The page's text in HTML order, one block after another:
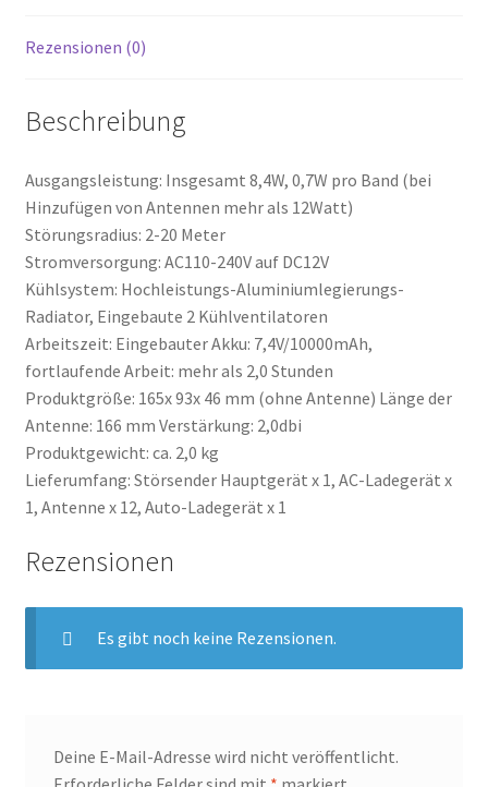
Menge
Rezensionen (0)
Beschreibung
Ausgangsleistung: Insgesamt 8,4W, 0,7W pro Band (bei
Hinzufügen von Antennen mehr als 12Watt)
Störungsradius: 2-20 Meter
Stromversorgung: AC110-240V auf DC12V
Kühlsystem: Hochleistungs-Aluminiumlegierungs-
Radiator, Eingebaute 2 Kühlventilatoren
Arbeitszeit: Eingebauter Akku: 7,4V/10000mAh,
fortlaufende Arbeit: mehr als 2,0 Stunden
Produktgröße: 165x 93x 46 mm (ohne Antenne) Länge der
Antenne: 166 mm Verstärkung: 2,0dbi
Produktgewicht: ca. 2,0 kg
Lieferumfang: Störsender Hauptgerät x 1, AC-Ladegerät x
1, Antenne x 12, Auto-Ladegerät x 1
Rezensionen
Es gibt noch keine Rezensionen.
Deine E-Mail-Adresse wird nicht veröffentlicht.